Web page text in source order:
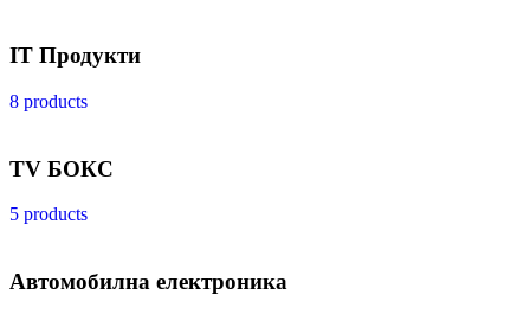
IT Продукти
8 products
TV БОКС
5 products
Автомобилна електроника